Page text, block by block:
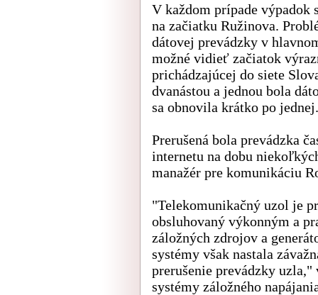
V každom prípade výpadok
na začiatku Ružinova.
dátovej prevádzky v
možné vidieť začiatok
prichádzajúcej do siete
dvanástou a jednou bola
sa obnovila krátko po jednej.
Prerušená bola prevádzka
internetu na dobu
manažér pre komunikáciu
"Telekomunikačný uzol je
obsluhovaný výkonným a
záložných zdrojov a
systémy však nastala
prerušenie prevádzky
systémy záložného